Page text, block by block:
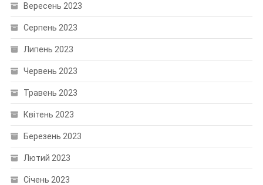
Вересень 2023
Серпень 2023
Липень 2023
Червень 2023
Травень 2023
Квітень 2023
Березень 2023
Лютий 2023
Січень 2023